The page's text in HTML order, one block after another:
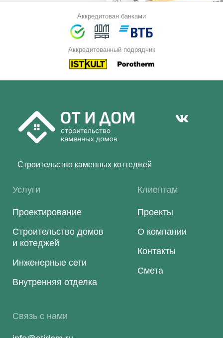
Аккредитован банками
Аккредитованный подрядчик
Строительство каменных коттеджей
Услуги
Проектирование
Строительство домов
и котеджей
Инженерные сети
Внутренняя отделка
Клиентам
Проекты
О компании
Контакты
Смета
Связь с нами